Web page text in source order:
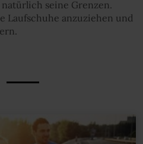
seine Grenzen.
Laufschuhe anzuziehen und